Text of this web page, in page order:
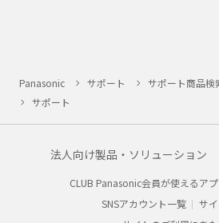
Panasonic サポート サポート商品検
サポート
法人向け製品・ソリューション
CLUB Panasonic会員が使えるア
SNSアカウント一覧
サ